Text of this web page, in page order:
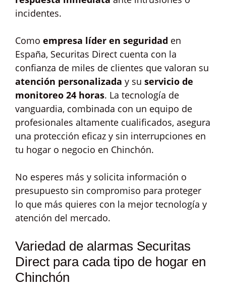
incidentes.
Como empresa líder en seguridad en
España, Securitas Direct cuenta con la
confianza de miles de clientes que valoran su
atención personalizada y su servicio de
monitoreo 24 horas. La tecnología de
vanguardia, combinada con un equipo de
profesionales altamente cualificados, asegura
una protección eficaz y sin interrupciones en
tu hogar o negocio en Chinchón.
No esperes más y solicita información o
presupuesto sin compromiso para proteger
lo que más quieres con la mejor tecnología y
atención del mercado.
Variedad de alarmas Securitas
Direct para cada tipo de hogar en
Chinchón